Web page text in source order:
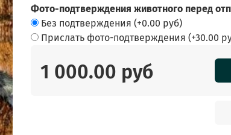
Фото-подтверждения животного перед
Без подтверждения (+0.00 руб)
Прислать фото-подтверждения (+30.00
1 000.00 руб